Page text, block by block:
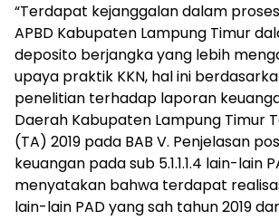
“Terdapat kejanggalan dalam
APBD Kabupaten Lampung Timur
deposito berjangka yang lebih
upaya praktik KKN, hal ini
penelitian terhadap laporan
Daerah Kabupaten Lampung Timur
(TA) 2019 pada BAB V. Penjelasan
keuangan pada sub 5.1.1.1.4 lain-lain
menyatakan bahwa terdapat
lain-lain PAD yang sah tahun 2019